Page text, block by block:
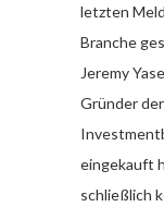
letzten
Branche
Jeremy
Gründer
eingekauft
schließlich